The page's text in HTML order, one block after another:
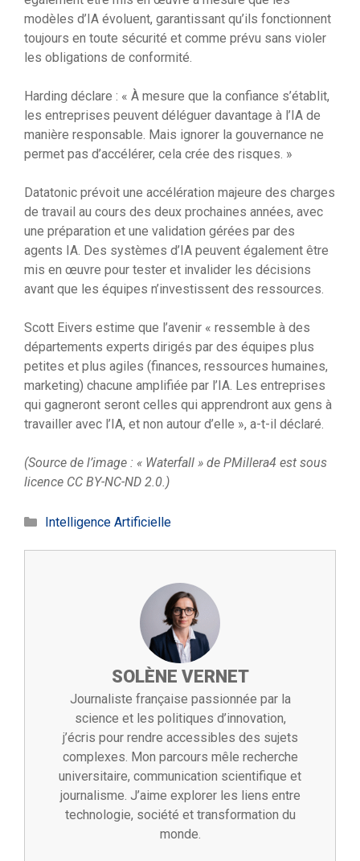
modèles d’IA évoluent, garantissant qu’ils fonctionnent
toujours en toute sécurité et comme prévu sans violer
les obligations de conformité.
Harding déclare : « À mesure que la confiance s’établit,
les entreprises peuvent déléguer davantage à l’IA de
manière responsable. Mais ignorer la gouvernance ne
permet pas d’accélérer, cela crée des risques. »
Datatonic prévoit une accélération majeure des charges
de travail au cours des deux prochaines années, avec
une préparation et une validation gérées par des
agents IA. Des systèmes d’IA peuvent également être
mis en œuvre pour tester et invalider les décisions
avant que les équipes n’investissent des ressources.
Scott Eivers estime que l’avenir « ressemble à des
départements experts dirigés par des équipes plus
petites et plus agiles (finances, ressources humaines,
marketing) chacune amplifiée par l’IA. Les entreprises
qui gagneront seront celles qui apprendront aux gens à
travailler avec l’IA, et non autour d’elle », a-t-il déclaré.
(Source de l’image : « Waterfall » de PMillera4 est sous
licence CC BY-NC-ND 2.0.)
Catégories
Intelligence Artificielle
SOLÈNE VERNET
Journaliste française passionnée par la
science et les politiques d’innovation,
j’écris pour rendre accessibles des sujets
complexes. Mon parcours mêle recherche
universitaire, communication scientifique et
journalisme. J’aime explorer les liens entre
technologie, société et transformation du
monde.